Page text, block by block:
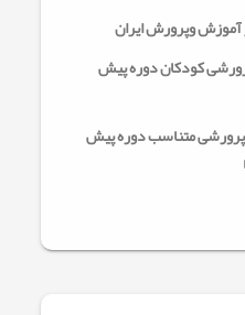
وپرورش ایران
کودکان دوره پیش
متناسب دوره پیش